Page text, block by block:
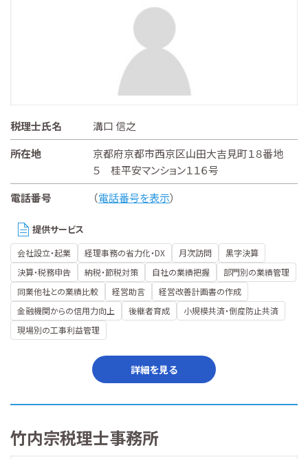
税理士氏名
溝口 信之
所在地
京都府京都市西京区山田大吉見町１８番地
５ 桂平安マンション１１６号
電話番号
（電話番号を表示）
提供サービス
会社設立・起業 経理事務の省力化・DX 月次訪問
黒字決算
決算・税務申告
納税・節税対策 自社の業績把握
部門別の業績管理
同業他社との業績比較
経営助言
経営改善計画書の作成
金融機関からの信用力向上
後継者育成
小規模共済・倒産防止共済
現場別の工事利益管理
詳細を見る
竹内宗税理士事務所